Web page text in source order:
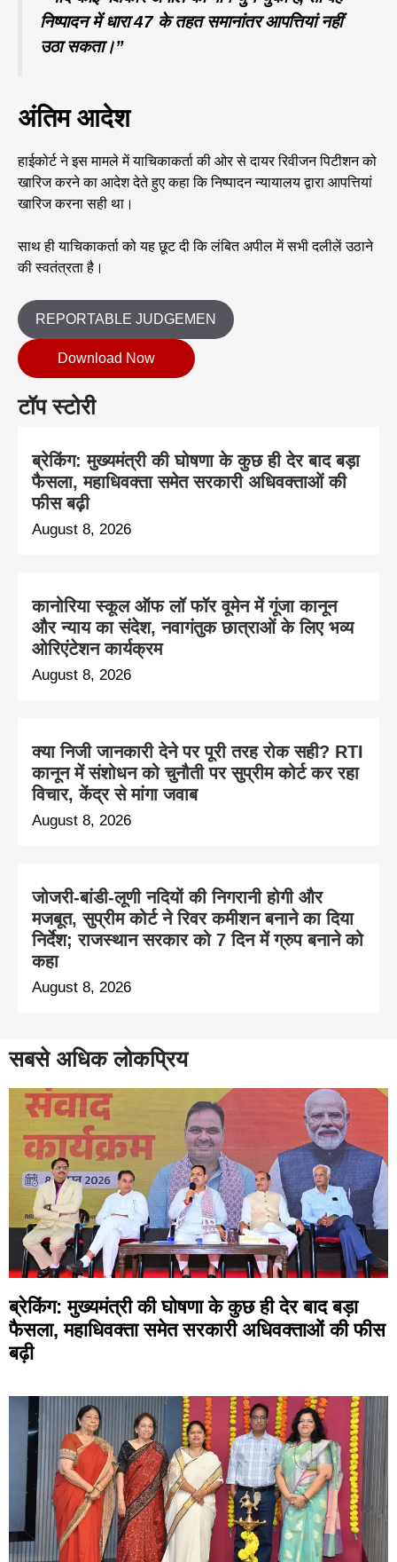
टॉप स्टोरी
ब्रेकिंग: मुख्यमंत्री की घोषणा के कुछ ही देर बाद बड़ा
फैसला, महाधिवक्ता समेत सरकारी अधिवक्ताओं की
फीस बढ़ी
August 8, 2026
कानोरिया स्कूल ऑफ लॉ फॉर वूमेन में गूंजा कानून
और न्याय का संदेश, नवागंतुक छात्राओं के लिए भव्य
ओरिएंटेशन कार्यक्रम
August 8, 2026
क्या निजी जानकारी देने पर पूरी तरह रोक सही? RTI
कानून में संशोधन को चुनौती पर सुप्रीम कोर्ट कर रहा
विचार, केंद्र से मांगा जवाब
August 8, 2026
जोजरी-बांडी-लूणी नदियों की निगरानी होगी और
मजबूत, सुप्रीम कोर्ट ने रिवर कमीशन बनाने का दिया
निर्देश; राजस्थान सरकार को 7 दिन में ग्रुप बनाने को
कहा
August 8, 2026
निष्पादन में धारा 47 के तहत समानांतर आपत्तियां नहीं
उठा सकता।”
अंतिम आदेश
हाईकोर्ट ने इस मामले में याचिकाकर्ता की ओर से दायर रिवीजन पिटीशन को
खारिज करने का आदेश देते हुए कहा कि निष्पादन न्यायालय द्वारा आपत्तियां
खारिज करना सही था।
साथ ही याचिकाकर्ता को यह छूट दी कि लंबित अपील में सभी दलीलें उठाने
की स्वतंत्रता है।
REPORTABLE JUDGEMEN
Download Now
सबसे अधिक लोकप्रिय
ब्रेकिंग: मुख्यमंत्री की घोषणा के कुछ ही देर बाद बड़ा
फैसला, महाधिवक्ता समेत सरकारी अधिवक्ताओं की फीस
बढ़ी